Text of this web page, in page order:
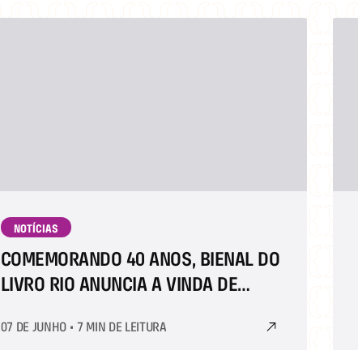
NOTÍCIAS
COMEMORANDO 40 ANOS, BIENAL DO
LIVRO RIO ANUNCIA A VINDA DE
07 DE JUNHO • 7 MIN DE LEITURA